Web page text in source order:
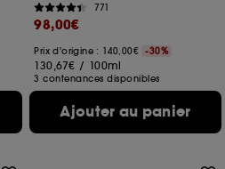
771
98,00€
Prix d'origine : 140,00€ -30%
130,67€ / 100ml
3 contenances disponibles
Ajouter au panier